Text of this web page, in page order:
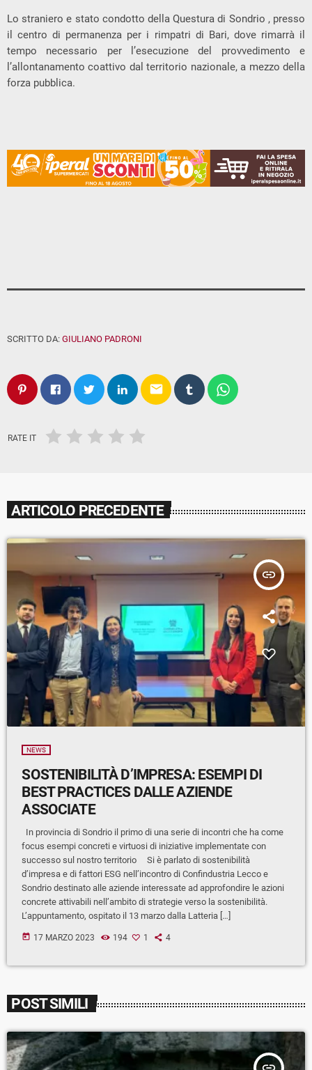
Lo straniero e stato condotto della Questura di Sondrio , presso
il centro di permanenza per i rimpatri di Bari, dove rimarrà il
tempo necessario per l’esecuzione del provvedimento e
l’allontanamento coattivo dal territorio nazionale, a mezzo della
forza pubblica.
SCRITTO DA: GIULIANO PADRONI
email
RATE IT
ARTICOLO PRECEDENTE
insert_link
NEWS
SOSTENIBILITÀ D’IMPRESA: ESEMPI DI
BEST PRACTICES DALLE AZIENDE
ASSOCIATE
In provincia di Sondrio il primo di una serie di incontri che ha come
focus esempi concreti e virtuosi di iniziative implementate con
successo sul nostro territorio Si è parlato di sostenibilità
d’impresa e di fattori ESG nell’incontro di Confindustria Lecco e
Sondrio destinato alle aziende interessate ad approfondire le azioni
concrete attivabili nell’ambito di strategie verso la sostenibilità.
L’appuntamento, ospitato il 13 marzo dalla Latteria […]
today 17 MARZO 2023 194 1 4
POST SIMILI